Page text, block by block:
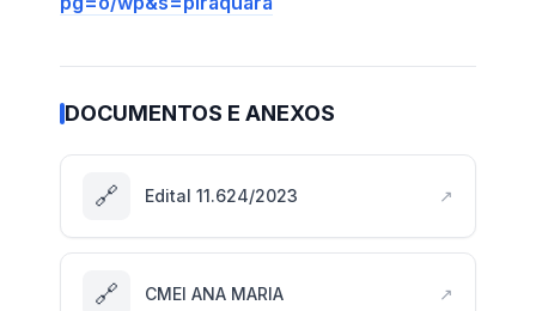
DOCUMENTOS E ANEXOS
🔗 Edital 11.624/2023 ↗
🔗 CMEI ANA MARIA ↗